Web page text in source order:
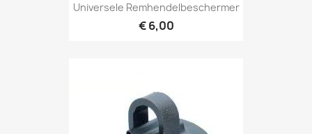
Universele Remhendelbeschermer
€ 6,00